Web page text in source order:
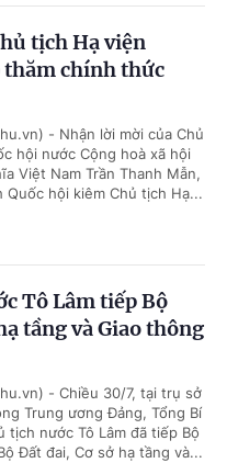
tịch Hạ viện
thăm chính thức
- Nhận lời mời của Chủ
hội nước Cộng hoà xã hội
Việt Nam Trần Thanh Mẫn,
Quốc hội kiêm Chủ tịch Hạ...
Tô Lâm tiếp Bộ
tầng và Giao thông
- Chiều 30/7, tại trụ sở
Trung ương Đảng, Tổng Bí
tịch nước Tô Lâm đã tiếp Bộ
Đất đai, Cơ sở hạ tầng và...